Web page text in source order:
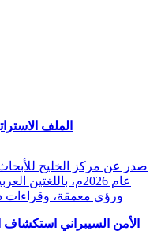
الملف
صدر عن مركز الخليج
عام 2026م،
ورؤى معمقة، وقراءات
الأمن السيبراني استكشاف